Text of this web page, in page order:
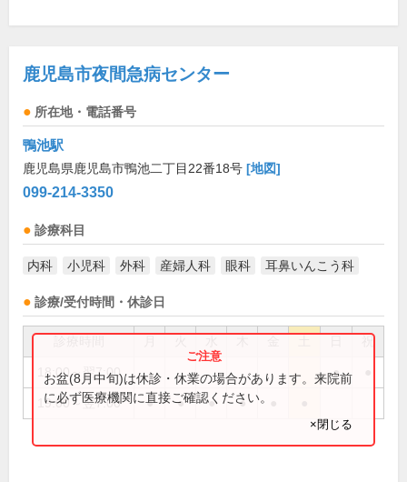
鹿児島市夜間急病センター
所在地・電話番号
鴨池駅
鹿児島県鹿児島市鴨池二丁目22番18号 [地図]
099-214-3350
診療科目
内科 小児科 外科 産婦人科 眼科 耳鼻いんこう科
診療/受付時間・休診日
祝
18:00～翌7:00 ●
19:00～翌7:00 ● ● ● ●
お盆(8月中旬)は休診・休業の場合があります。来院前
に必ず医療機関に直接ご確認ください。
×閉じる